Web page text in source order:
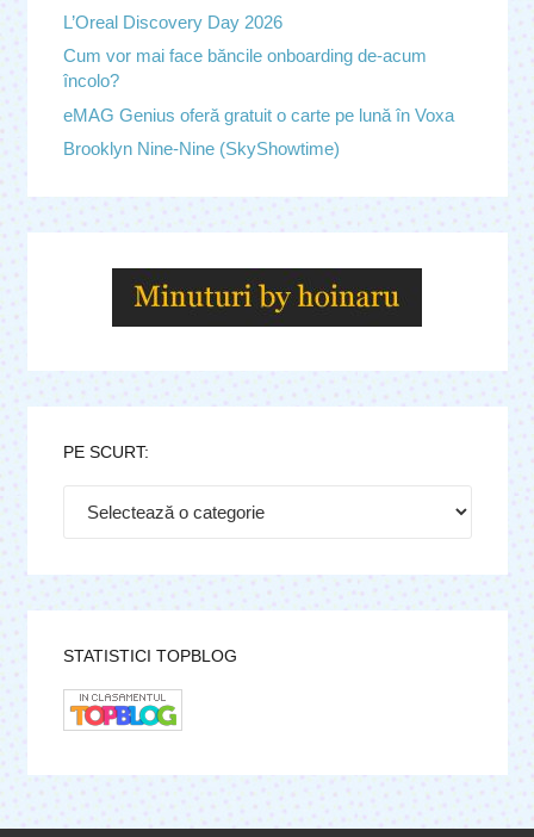
L’Oreal Discovery Day 2026
Cum vor mai face băncile onboarding de-acum
încolo?
eMAG Genius oferă gratuit o carte pe lună în Voxa
Brooklyn Nine-Nine (SkyShowtime)
PE SCURT:
STATISTICI TOPBLOG